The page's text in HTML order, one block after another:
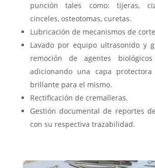
punción tales como: tijeras,
cinceles, osteotomas, curetas.
Lubricación de mecanismos de
Lavado por equipo ultrasonido y
remoción de agentes
adicionando una capa
brillante para el mismo.
Rectificación de cremalleras.
Gestión documental de reportes
con su respectiva trazabilidad.